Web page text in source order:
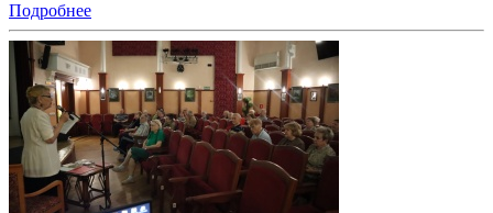
Подробнее